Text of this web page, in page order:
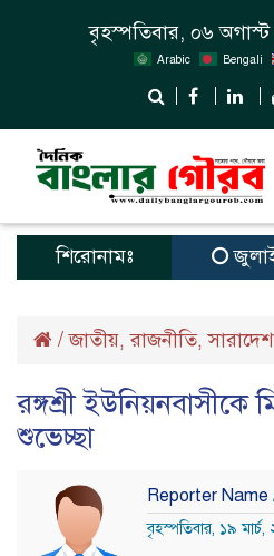
বৃহস্পতিবার, ০৬
Arabic Bengali
শিরোনামঃ জুলাই
/জাতীয়,রাজনীতি,সারাদেশ
রঙ্গশ্রী ইউনিয়নবাসীকে
শুভেচ্ছা
Reporter Name
বৃহস্পতিবার, ১৯